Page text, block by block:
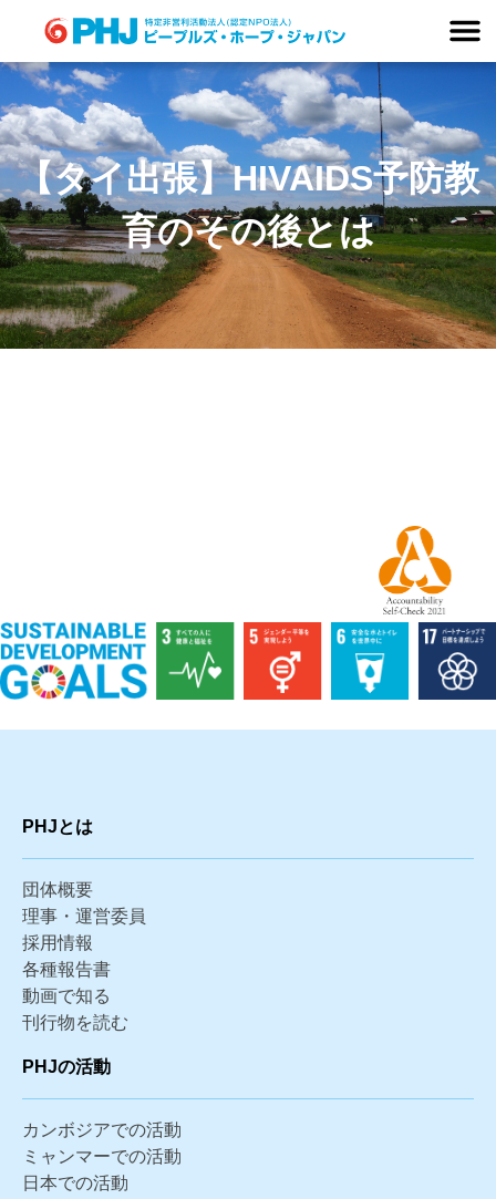
content
【タイ出張】HIVAIDS予防教
育のその後とは
PHJとは
団体概要
理事・運営委員
採用情報
各種報告書
動画で知る
刊行物を読む
PHJの活動
カンボジアでの活動
ミャンマーでの活動
日本での活動